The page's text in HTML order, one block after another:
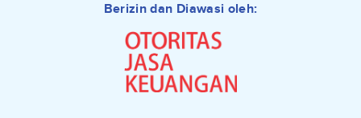
Berizin dan Diawasi oleh: